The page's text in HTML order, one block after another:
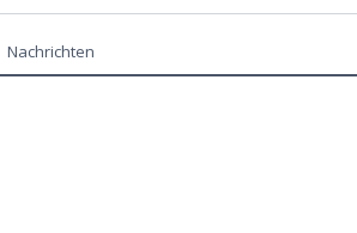
Nachrichten